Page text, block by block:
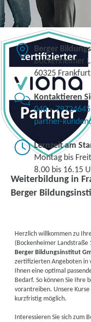
Weiterbildung in
Berger
Berger
Bockenheimer
60325 Frankfurt
Kontaktieren
040 – 79724645
partner-
Lernzeit am
Montag bis
8.00 bis 16.15
Herzlich willkommen zu
(Bockenheimer Landstraße
Berger Bildungsinstitut
zertifizierten Angeboten in
Ihnen eine optimal
Bedarf. So können Sie
vorantreiben. Unsere
kurzfristig möglich.
Interessieren Sie sich zum